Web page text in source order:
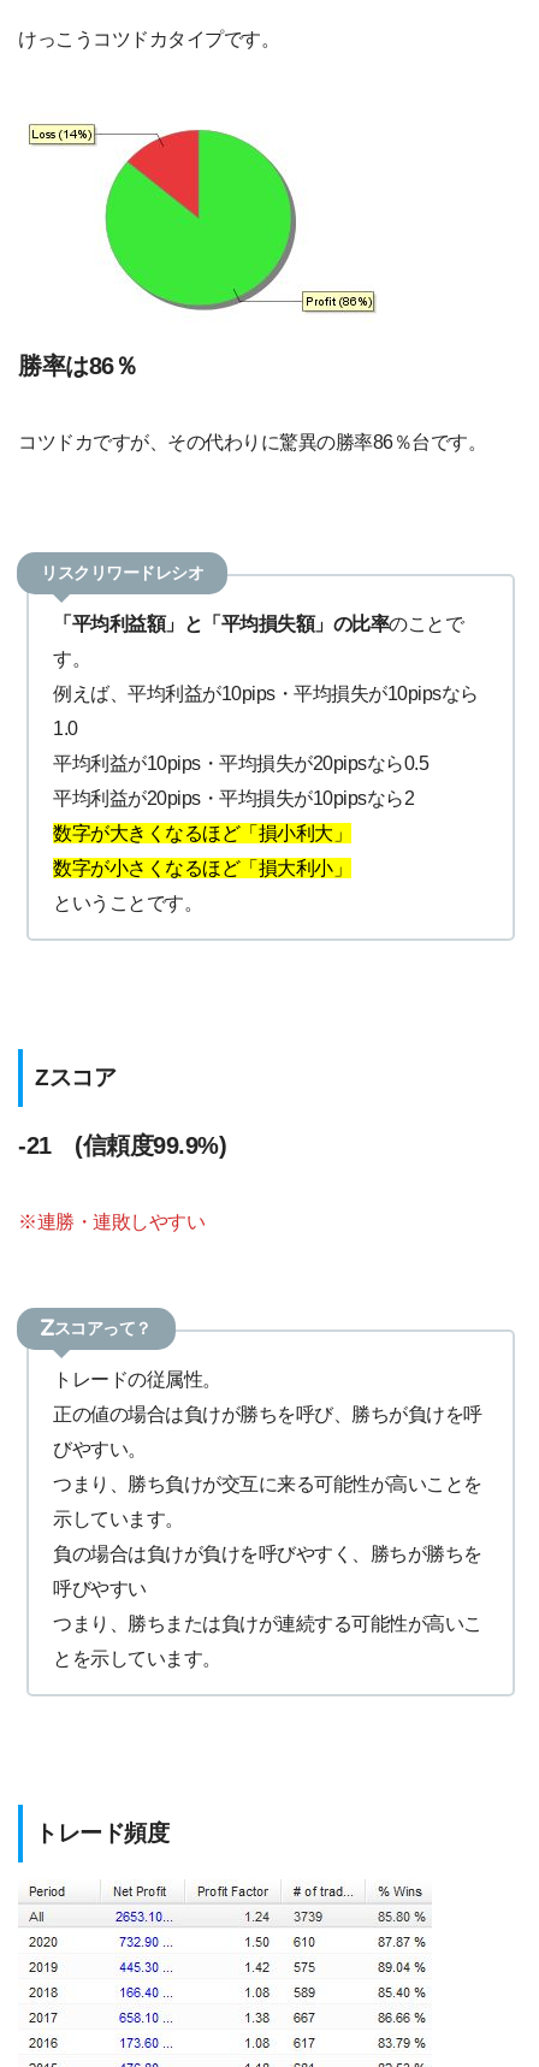
けっこうコツドカタイプです。
勝率は86％
コツドカですが、その代わりに驚異の勝率86％台です。
リスクリワードレシオ
「平均利益額」と「平均損失額」の比率のことで
す。
例えば、平均利益が10pips・平均損失が10pipsなら
1.0
平均利益が10pips・平均損失が20pipsなら0.5
平均利益が20pips・平均損失が10pipsなら2
数字が大きくなるほど「損小利大」
数字が小さくなるほど「損大利小」
ということです。
Zスコア
-21 (信頼度99.9%)
※連勝・連敗しやすい
Zスコアって？
トレードの従属性。
正の値の場合は負けが勝ちを呼び、勝ちが負けを呼
びやすい。
つまり、勝ち負けが交互に来る可能性が高いことを
示しています。
負の場合は負けが負けを呼びやすく、勝ちが勝ちを
呼びやすい
つまり、勝ちまたは負けが連続する可能性が高いこ
とを示しています。
トレード頻度